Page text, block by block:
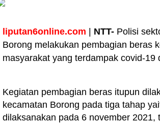
liputan6online.com NTT- Polisi
Borong melakukan pembagian beras
masyarakat yang terdampak covid-19
Kegiatan pembagian beras itupun
kecamatan Borong pada tiga tahap
dilaksanakan pada 6 november 2021,